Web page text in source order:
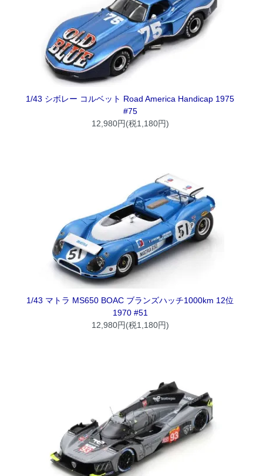
1/43 シボレー コルベット Road America Handicap 1975
#75
12,980円(税1,180円)
1/43 マトラ MS650 BOAC ブランズハッチ1000km 12位
1970 #51
12,980円(税1,180円)